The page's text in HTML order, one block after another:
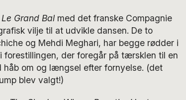
Le Grand Balmed det franske Compagnie
vilje til at udvikle dansen. De to
og Mehdi Meghari, har begge rødder i
der foregår på tærsklen til en
om og længsel efter fornyelse. (det
blev valgt!)